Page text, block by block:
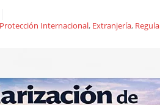
Internacional, Extranjería,